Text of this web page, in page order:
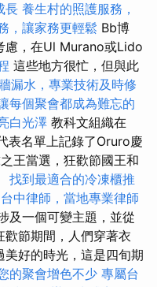
長 養生村的照護服務，
，讓家務更輕鬆 Bb博
，在Ul Murano或Lido
這些地方很忙，但與此
漏水，專業技術及時修
每個聚會都成為難忘的
白光澤 教科文組織在
表名單上記錄了Oruro慶
王當選，狂歡節國王和
找到最適合的冷凍櫃推
台中律師，當地專業律師
及一個可變主題，並從
節期間，人們穿著衣
好的時光，這是四旬期
的聚會增色不少 專屬台